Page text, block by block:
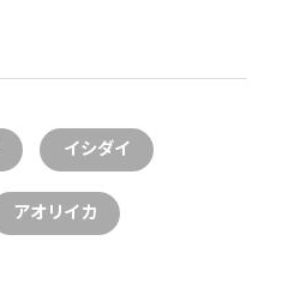
イシダイ
アオリイカ